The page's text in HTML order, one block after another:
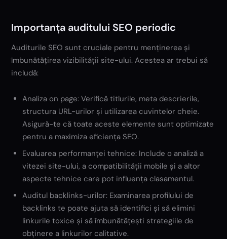
Importanța auditului SEO periodic
Auditurile SEO sunt cruciale pentru menținerea și
îmbunătățirea vizibilității site-ului. Acestea ar trebui să
includă:
Analiza on page: Verifică titlurile, meta descrierile,
structura URL-urilor și utilizarea cuvintelor cheie.
Asigură-te că toate aceste elemente sunt optimizate
pentru a maximiza eficiența SEO.
Evaluarea performanței tehnice: Include o analiză a
vitezei site-ului, a compatibilității mobile și a altor
aspecte tehnice care pot influența clasamentul.
Auditul backlinks-urilor: Examinarea profilului de
backlinks te poate ajuta să identifici și să elimini
linkurile toxice și să îmbunătățești strategiile de
obținere a linkurilor calitative.